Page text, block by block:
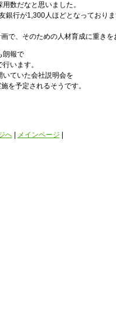
数だなと思いました。
行が1,300人ほどとなっておりま
で、そのための人材育成に重きを
朗報で
います。
ていた会社説明会を
を予定されるそうです。
へ| メインページ